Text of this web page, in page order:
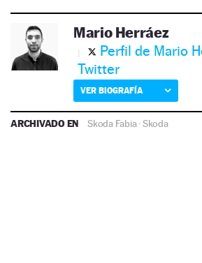
Mario Herráez
Perfil de Mario
Twitter
VER BIOGRAFÍA
ARCHIVADO EN Skoda Fabia·Skoda